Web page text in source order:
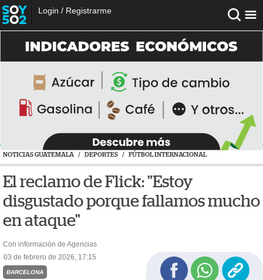
Login / Registrarme
NOTICIAS GUATEMALA / DEPORTES / FÚTBOL INTERNACIONAL
El reclamo de Flick: "Estoy
disgustado porque fallamos mucho
en ataque"
Con información de Agencias
03 de febrero de 2026, 17:15
BARCELONA